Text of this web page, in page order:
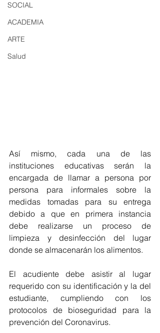
SOCIAL
ACADEMIA
ARTE
Salud
Así mismo, cada una de las
instituciones educativas serán la
encargada de llamar a persona por
persona para informales sobre la
medidas tomadas para su entrega
debido a que en primera instancia
debe realizarse un proceso de
limpieza y desinfección del lugar
donde se almacenarán los alimentos.
El acudiente debe asistir al lugar
requerido con su identificación y la del
estudiante, cumpliendo con los
protocolos de bioseguridad para la
prevención del Coronavirus.